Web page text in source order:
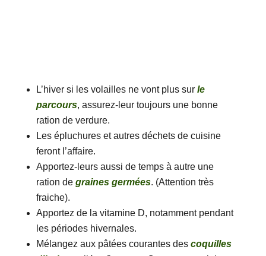
L’hiver si les volailles ne vont plus sur le
parcours, assurez-leur toujours une bonne
ration de verdure.
Les épluchures et autres déchets de cuisine
feront l’affaire.
Apportez-leurs aussi de temps à autre une
ration de graines germées. (Attention très
fraiche).
Apportez de la vitamine D, notamment pendant
les périodes hivernales.
Mélangez aux pâtées courantes des coquilles